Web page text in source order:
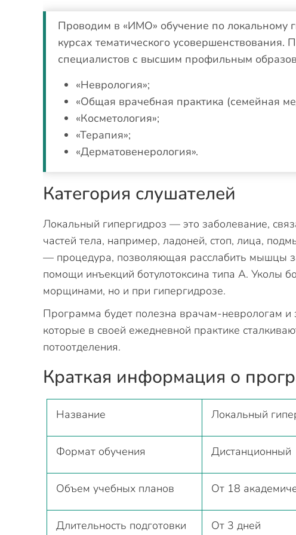
Проводим в «ИМО» обучение по локальному
курсах тематического
специалистов с высшим профильным
«Неврология»;
«Общая врачебная практика (семейная
«Косметология»;
«Терапия»;
«Дерматовенерология».
Категория слушателей
Локальный гипергидроз — это заболевание,
частей тела, например, ладоней, стоп, лица,
— процедура, позволяющая расслабить мышцы
помощи инъекций ботулотоксина типа А. Уколы
морщинами, но и при гипергидрозе.
Программа будет полезна врачам-неврологам
которые в своей ежедневной практике
потоотделения.
Краткая информация о
Название Локальный
Формат обучения Дистанционный
Объем учебных планов От 18
Длительность подготовки От 3 дней